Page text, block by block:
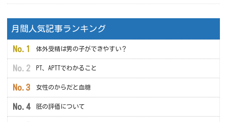
月間人気記事ランキング
体外受精は男の子ができやすい？
PT、APTTでわかること
女性のからだと血糖
胚の評価について